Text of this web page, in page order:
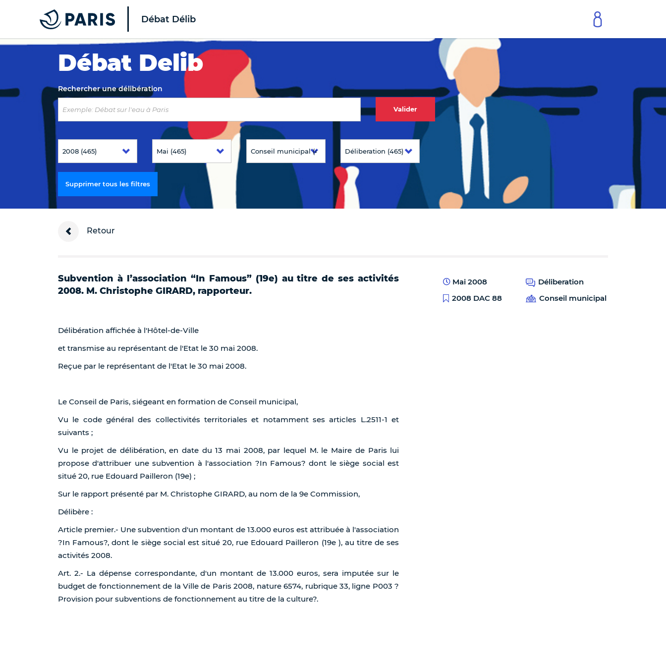
Top of the page
Débat Délib
Débat Delib
Rechercher une délibération
Valider
Supprimer tous les filtres
Retour
Subvention à l’association “In Famous” (19e) au titre de ses activités
2008. M. Christophe GIRARD, rapporteur.
Délibération affichée à l'Hôtel-de-Ville
et transmise au représentant de l'Etat le 30 mai 2008.
Reçue par le représentant de l'Etat le 30 mai 2008.
Le Conseil de Paris, siégeant en formation de Conseil municipal,
Vu le code général des collectivités territoriales et notamment ses articles L.2511-1 et
suivants ;
Vu le projet de délibération, en date du 13 mai 2008, par lequel M. le Maire de Paris lui
propose d'attribuer une subvention à l'association ?In Famous? dont le siège social est
situé 20, rue Edouard Pailleron (19e) ;
Sur le rapport présenté par M. Christophe GIRARD, au nom de la 9e Commission,
Délibère :
Article premier.- Une subvention d'un montant de 13.000 euros est attribuée à l'association
?In Famous?, dont le siège social est situé 20, rue Edouard Pailleron (19e ), au titre de ses
activités 2008.
Art. 2.- La dépense correspondante, d'un montant de 13.000 euros, sera imputée sur le
budget de fonctionnement de la Ville de Paris 2008, nature 6574, rubrique 33, ligne P003 ?
Provision pour subventions de fonctionnement au titre de la culture?.
Mai 2008
Déliberation
2008 DAC 88
Conseil municipal